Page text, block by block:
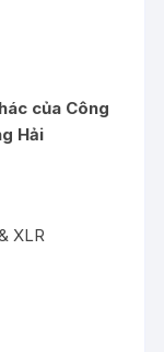
của Công
Hải
XLR